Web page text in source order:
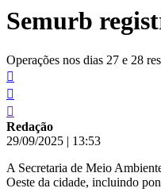
conteúdo
Semurb
Operações nos dias 27 e 28
Redação
29/09/2025 | 13:53
A Secretaria de Meio
Oeste da cidade, incluindo